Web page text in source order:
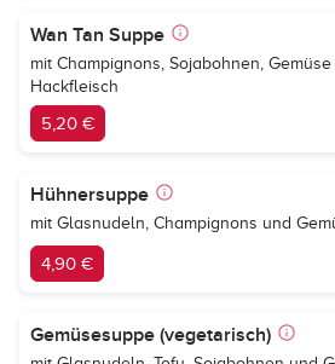
Wan Tan Suppe
mit Champignons, Sojabohnen, Gemüse
Hackfleisch
5,20 €
Hühnersuppe
mit Glasnudeln, Champignons und
4,90 €
Gemüsesuppe (vegetarisch)